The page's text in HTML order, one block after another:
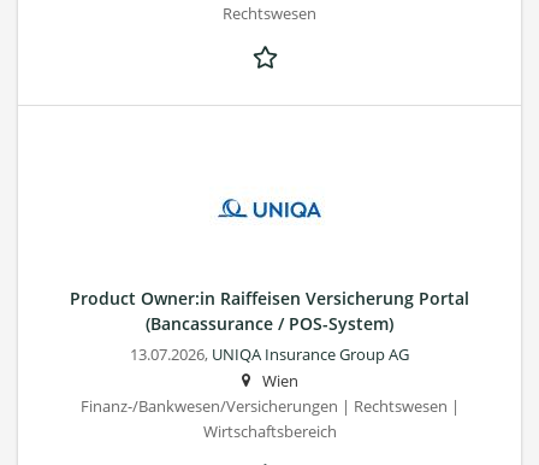
Rechtswesen
Product Owner:in Raiffeisen Versicherung Portal
(Bancassurance / POS-System)
13.07.2026, UNIQA Insurance Group AG
Wien
Finanz-/Bankwesen/Versicherungen | Rechtswesen |
Wirtschaftsbereich